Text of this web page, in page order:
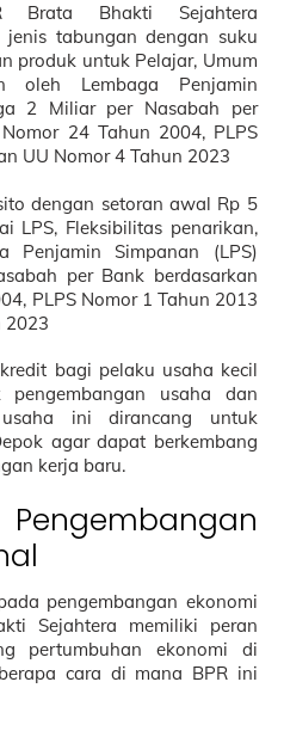
Bhakti Sejahtera
jenis tabungan dengan suku
produk untuk Pelajar, Umum
oleh Lembaga Penjamin
2 Miliar per Nasabah per
24 Tahun 2004, PLPS
UU Nomor 4 Tahun 2023
dengan setoran awal Rp 5
LPS, Fleksibilitas penarikan,
Penjamin Simpanan (LPS)
per Bank berdasarkan
PLPS Nomor 1 Tahun 2013
2023
bagi pelaku usaha kecil
usaha dan
ini dirancang untuk
agar dapat berkembang
kerja baru.
pengembangan ekonomi
Sejahtera memiliki peran
pertumbuhan ekonomi di
cara di mana BPR ini